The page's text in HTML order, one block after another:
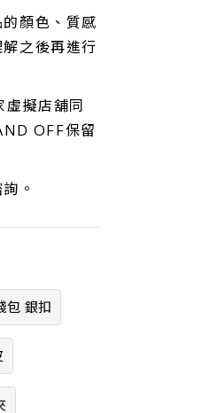
顏色、質感
之後再進行
擬店舖同
OFF保留
。
包 銀扣